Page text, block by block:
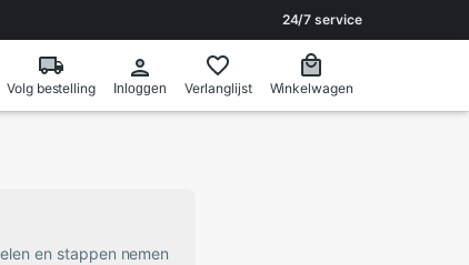
24/7 service
Volg bestelling Inloggen Verlanglijst Winkelwagen
en stappen nemen